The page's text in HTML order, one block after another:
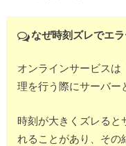
なぜ時刻ズレでエ
オンラインサービスは
理を行う際にサーバー
時刻が大きくズレると
れることがあり、その